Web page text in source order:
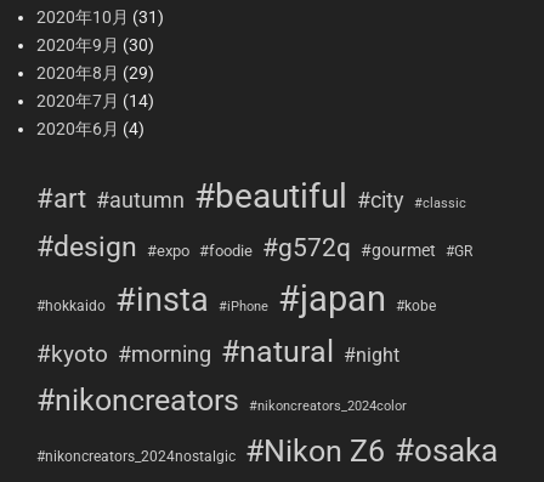
2020年10月 (31)
2020年9月 (30)
2020年8月 (29)
2020年7月 (14)
2020年6月 (4)
#art #autumn #beautiful #city #classic
#design #expo #foodie #g572q #gourmet #GR
#hokkaido #insta #iPhone #japan #kobe
#kyoto #morning #natural #night
#nikoncreators #nikoncreators_2024color
#nikoncreators_2024nostalgic #Nikon Z6 #osaka